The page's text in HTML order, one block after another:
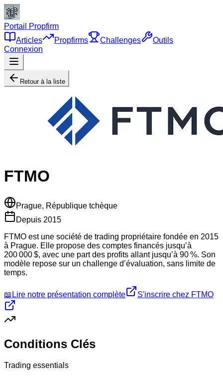
Portail Propfirm
Articles
Propfirms Challenges
Outils
Connexion
Retour à la liste
FTMO
Prague, République tchèque
Depuis 2015
FTMO est une société de trading propriétaire fondée en 2015
à Prague. Elle propose des comptes financés jusqu’à
200 000 $, avec une part des profits allant jusqu’à 90 %. Son
modèle repose sur un challenge d’évaluation, sans limite de
temps.
📖 Lire notre présentation complète S'inscrire chez FTMO
Conditions Clés
Trading essentials